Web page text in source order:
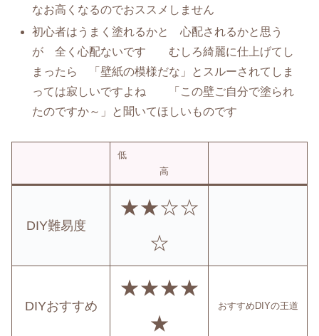
なお高くなるのでおススメしません
初心者はうまく塗れるかと 心配されるかと思う
が 全く心配ないです むしろ綺麗に仕上げてし
まったら 「壁紙の模様だな」とスルーされてしま
っては寂しいですよね 「この壁ご自分で塗られ
たのですか～」と聞いてほしいものです
低
高
DIY難易度
★★☆☆
☆
DIYおすすめ
★★★★
★
おすすめDIYの王道